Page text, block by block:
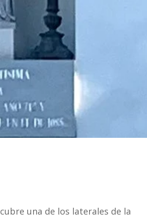
una de los laterales de la